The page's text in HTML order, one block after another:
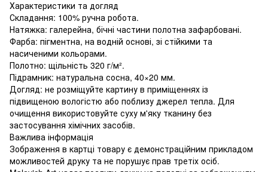
Характеристики та догляд
Складання: 100% ручна робота.
Натяжка: галерейна, бічні частини полотна зафарбовані.
Фарба: пігментна, на водній основі, зі стійкими та
насиченими кольорами.
Полотно: щільність 320 г/м².
Підрамник: натуральна сосна, 40×20 мм.
Догляд: не розміщуйте картину в приміщеннях із
підвищеною вологістю або поблизу джерел тепла. Для
очищення використовуйте суху м'яку тканину без
застосування хімічних засобів.
Важлива інформація
Зображення в картці товару є демонстраційним прикладом
можливостей друку та не порушує прав третіх осіб.